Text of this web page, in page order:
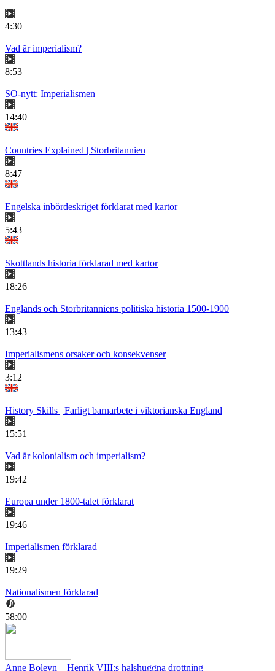
4:30
Vad är imperialism?
8:53
SO-nytt: Imperialismen
14:40
Countries Explained | Storbritannien
8:47
Engelska inbördeskriget förklarat med kartor
5:43
Skottlands historia förklarad med kartor
18:26
Englands och Storbritanniens politiska historia 1500-1900
13:43
Imperialismens orsaker och konsekvenser
3:12
History Skills | Farligt barnarbete i viktorianska England
15:51
Vad är kolonialism och imperialism?
19:42
Europa under 1800-talet förklarat
19:46
Imperialismen förklarad
19:29
Nationalismen förklarad
58:00
Anne Boleyn – Henrik VIII:s halshuggna drottning